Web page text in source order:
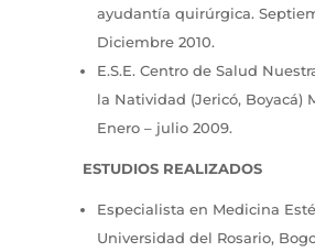
ayudantía quirúrgica.
Diciembre 2010.
E.S.E. Centro de Salud
la Natividad (Jericó, Boyacá)
Enero – julio 2009.
ESTUDIOS REALIZADOS
Especialista en Medicina
Universidad del Rosario,